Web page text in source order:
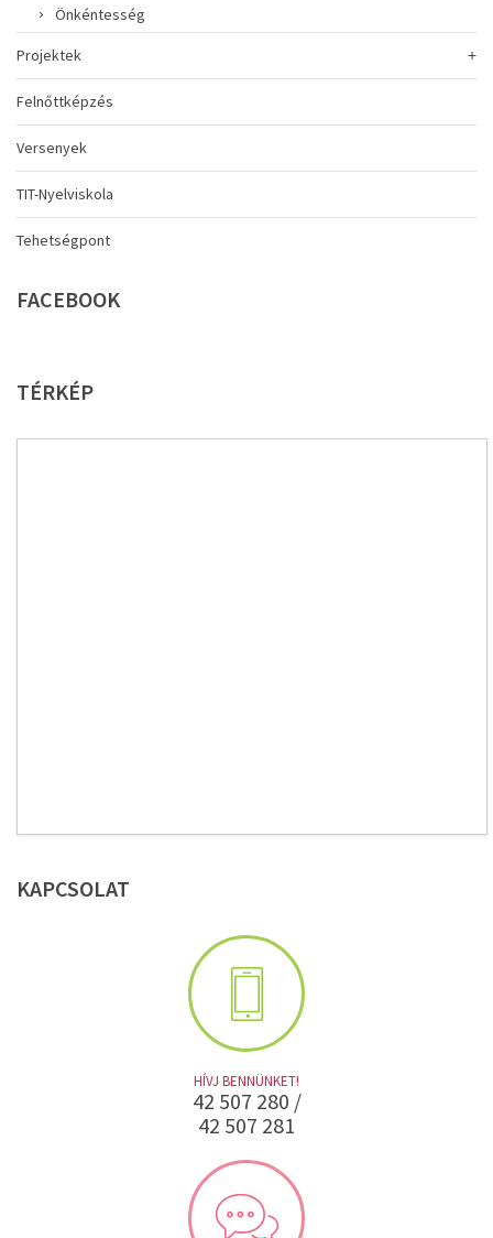
Önkéntesség
Projektek
Felnőttképzés
Versenyek
TIT-Nyelviskola
Tehetségpont
FACEBOOK
TÉRKÉP
KAPCSOLAT
HÍVJ BENNÜNKET!
42 507 280 /
42 507 281